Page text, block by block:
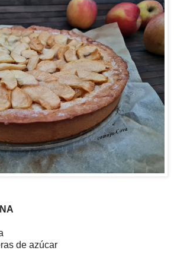
de azúcar